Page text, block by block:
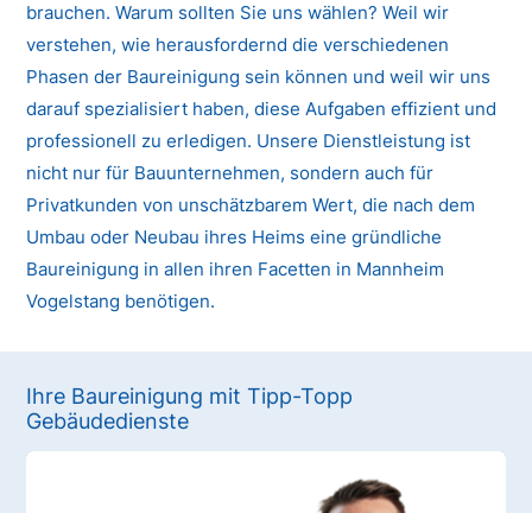
brauchen. Warum sollten Sie uns wählen? Weil wir
verstehen, wie herausfordernd die verschiedenen
Phasen der Baureinigung sein können und weil wir uns
darauf spezialisiert haben, diese Aufgaben effizient und
professionell zu erledigen. Unsere Dienstleistung ist
nicht nur für Bauunternehmen, sondern auch für
Privatkunden von unschätzbarem Wert, die nach dem
Umbau oder Neubau ihres Heims eine gründliche
Baureinigung in allen ihren Facetten in Mannheim
Vogelstang benötigen.
Ihre Baureinigung mit Tipp-Topp
Gebäudedienste